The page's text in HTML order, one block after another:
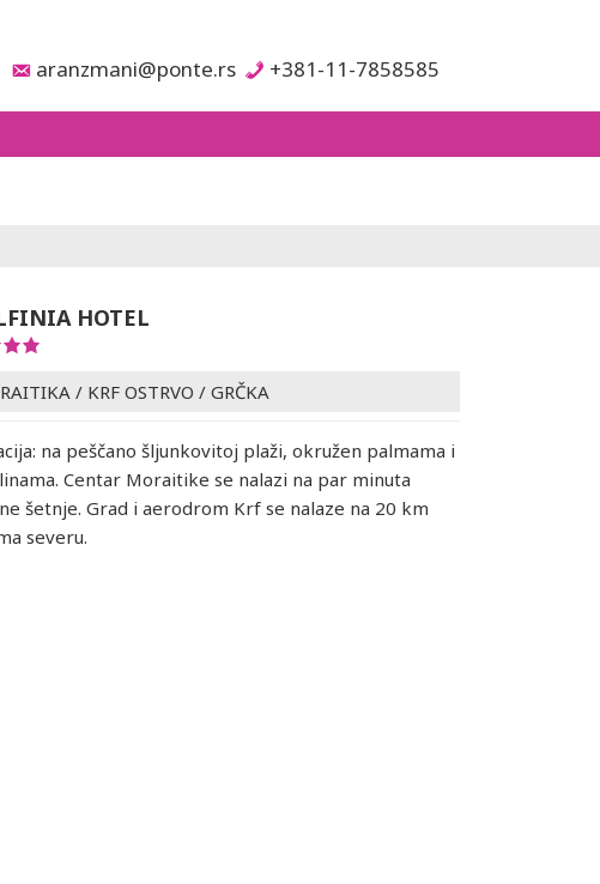
aranzmani@ponte.rs +381-11-7858585
HOTEL
/ KRF OSTRVO / GRČKA
na peščano šljunkovitoj plaži, okružen palmama i
Centar Moraitike se nalazi na par minuta
šetnje. Grad i aerodrom Krf se nalaze na 20 km
severu.